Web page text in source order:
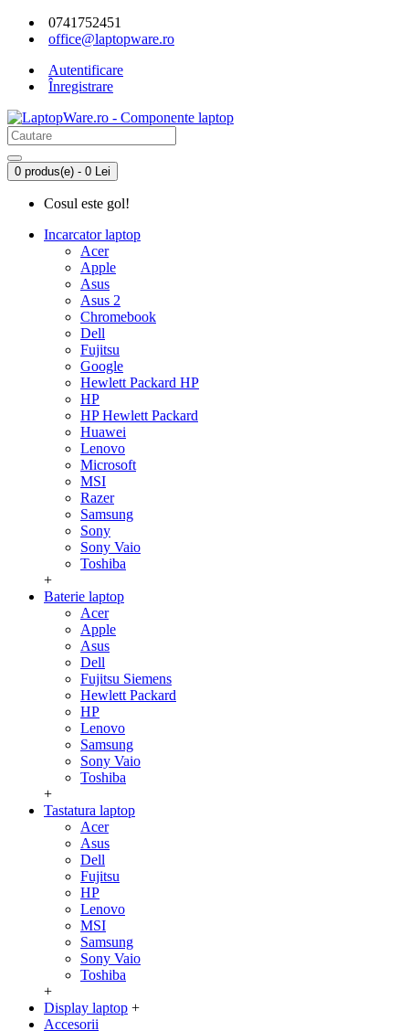
0741752451
office@laptopware.ro
Autentificare
Înregistrare
0 produs(e) - 0 Lei
Cosul este gol!
Incarcator laptop
Acer
Apple
Asus
Asus 2
Chromebook
Dell
Fujitsu
Google
Hewlett Packard HP
HP
HP Hewlett Packard
Huawei
Lenovo
Microsoft
MSI
Razer
Samsung
Sony
Sony Vaio
Toshiba
+
Baterie laptop
Acer
Apple
Asus
Dell
Fujitsu Siemens
Hewlett Packard
HP
Lenovo
Samsung
Sony Vaio
Toshiba
+
Tastatura laptop
Acer
Asus
Dell
Fujitsu
HP
Lenovo
MSI
Samsung
Sony Vaio
Toshiba
+
Display laptop +
Accesorii